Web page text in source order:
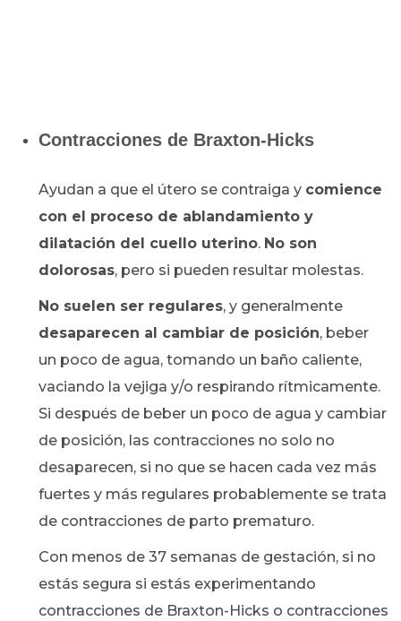
Contracciones de Braxton-Hicks
Ayudan a que el útero se contraiga y comience
con el proceso de ablandamiento y
dilatación del cuello uterino. No son
dolorosas, pero si pueden resultar molestas.
No suelen ser regulares, y generalmente
desaparecen al cambiar de posición, beber
un poco de agua, tomando un baño caliente,
vaciando la vejiga y/o respirando rítmicamente.
Si después de beber un poco de agua y cambiar
de posición, las contracciones no solo no
desaparecen, si no que se hacen cada vez más
fuertes y más regulares probablemente se trata
de contracciones de parto prematuro.
Con menos de 37 semanas de gestación, si no
estás segura si estás experimentando
contracciones de Braxton-Hicks o contracciones